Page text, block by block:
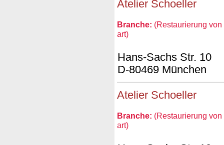
Atelier Schoeller
Branche: (Restaurierung
art)
Hans-Sachs Str. 10
D-80469 München
Atelier Schoeller
Branche: (Restaurierung
art)